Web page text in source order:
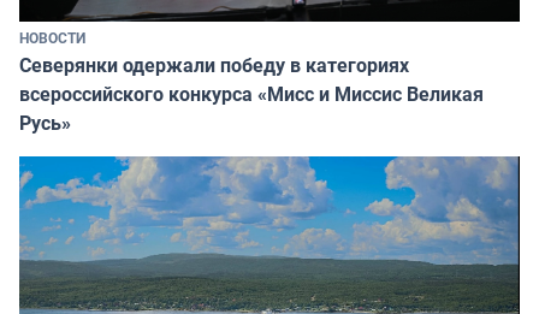
НОВОСТИ
Северянки одержали победу в категориях
всероссийского конкурса «Мисс и Миссис Великая
Русь»